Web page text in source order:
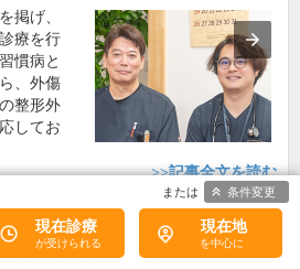
掲げ、
療を行
慣病と
、外傷
整形外
してお
>>記事全文を読む
現在診療 現在地
条件変更